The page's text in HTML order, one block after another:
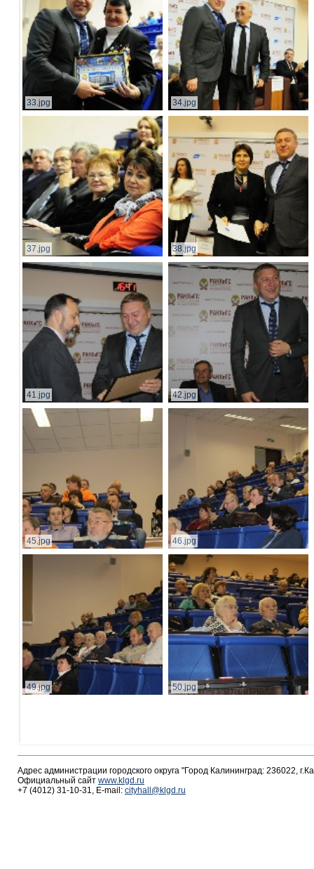
33.jpg 34.jpg
37.jpg 38.jpg
41.jpg 42.jpg
45.jpg 46.jpg
49.jpg 50.jpg
Адрес администрации городского округа "Город Калининград: 236022,
Официальный сайт www.klgd.ru
+7 (4012) 31-10-31, E-mail: cityhall@klgd.ru